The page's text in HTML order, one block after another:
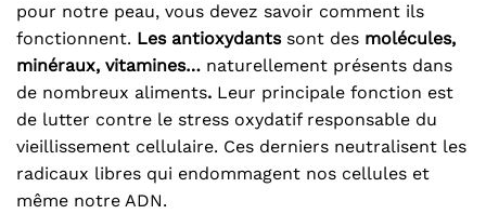
pour notre peau, vous devez savoir comment ils
fonctionnent. Les antioxydantssont des molécules,
minéraux, vitamines… naturellement présents dans
de nombreux aliments. Leur principale fonction est
de lutter contre le stress oxydatifresponsable du
vieillissement cellulaire. Ces derniers neutralisent les
radicaux libres qui endommagent nos cellules et
même notre ADN.